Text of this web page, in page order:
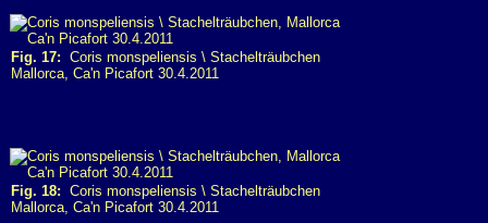
Fig. 17: Coris monspeliensis \ Stachelträubchen
Mallorca, Ca'n Picafort 30.4.2011
Fig. 18: Coris monspeliensis \ Stachelträubchen
Mallorca, Ca'n Picafort 30.4.2011